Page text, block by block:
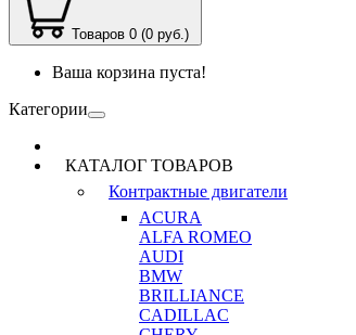
Товаров 0 (0 руб.)
Ваша корзина пуста!
Категории
КАТАЛОГ ТОВАРОВ
Контрактные двигатели
ACURA
ALFA ROMEO
AUDI
BMW
BRILLIANCE
CADILLAC